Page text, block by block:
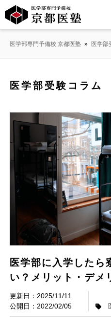
医学部専門予備校 京都医塾 » 医学部
医学部受験コラム
医学部に入学したら
い？メリット・デメ
2025/11/11
2022/02/05